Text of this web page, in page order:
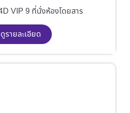
VIP 9 ที่นั่งห้องโดยสาร
ดูรายละเอียด